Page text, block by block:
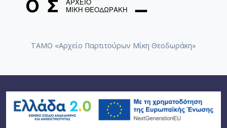
ΤΑΜΟ «Αρχείο Παρτιτούρων Μίκη Θεοδωράκη»